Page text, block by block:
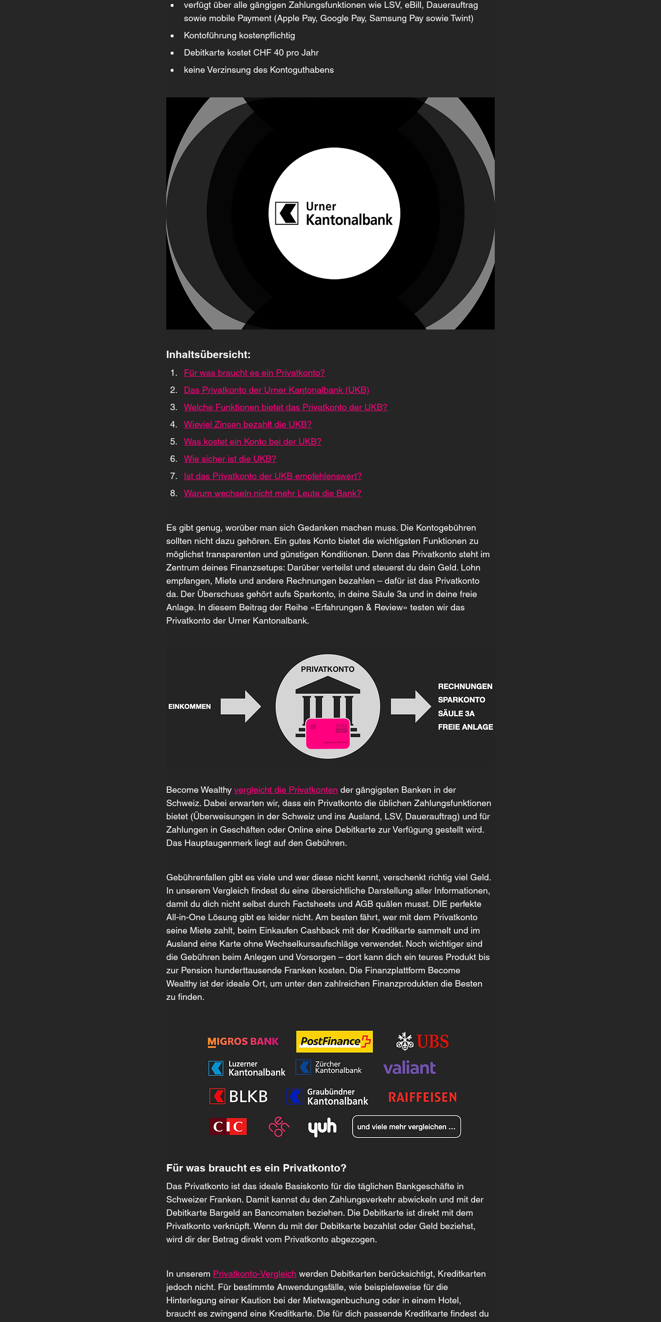
verfügt über alle gängigen Zahlungsfunktionen wie LSV, eBill, Dauerauftrag
sowie mobile Payment (Apple Pay, Google Pay, Samsung Pay sowie Twint)
Kontoführung kostenpflichtig
Debitkarte kostet CHF 40 pro Jahr
keine Verzinsung des Kontoguthabens
Inhaltsübersicht:
Für was braucht es ein Privatkonto?
Das Privatkonto der Urner Kantonalbank (UKB)
Welche Funktionen bietet das Privatkonto der UKB?
Wieviel Zinsen bezahlt die UKB?
Was kostet ein Konto bei der UKB?
Wie sicher ist die UKB?
Ist das Privatkonto der UKB empfehlenswert?
Warum wechseln nicht mehr Leute die Bank?
Es gibt genug, worüber man sich Gedanken machen muss. Die Kontogebühren
sollten nicht dazu gehören. Ein gutes Konto bietet die wichtigsten Funktionen zu
möglichst transparenten und günstigen Konditionen. Denn das Privatkonto steht im
Zentrum deines Finanzsetups: Darüber verteilst und steuerst du dein Geld. Lohn
empfangen, Miete und andere Rechnungen bezahlen – dafür ist das Privatkonto
da. Der Überschuss gehört aufs Sparkonto, in deine Säule 3a und in deine freie
Anlage. In diesem Beitrag der Reihe «Erfahrungen & Review» testen wir das
Privatkonto der Urner Kantonalbank.
Become Wealthy vergleicht die Privatkonten der gängigsten Banken in der
Schweiz. Dabei erwarten wir, dass ein Privatkonto die üblichen Zahlungsfunktionen
bietet (Überweisungen in der Schweiz und ins Ausland, LSV, Dauerauftrag) und für
Zahlungen in Geschäften oder Online eine Debitkarte zur Verfügung gestellt wird.
Das Hauptaugenmerk liegt auf den Gebühren.
Gebührenfallen gibt es viele und wer diese nicht kennt, verschenkt richtig viel Geld.
In unserem Vergleich findest du eine übersichtliche Darstellung aller Informationen,
damit du dich nicht selbst durch Factsheets und AGB quälen musst. DIE perfekte
All-in-One Lösung gibt es leider nicht. Am besten fährt, wer mit dem Privatkonto
seine Miete zahlt, beim Einkaufen Cashback mit der Kreditkarte sammelt und im
Ausland eine Karte ohne Wechselkursaufschläge verwendet. Noch wichtiger sind
die Gebühren beim Anlegen und Vorsorgen – dort kann dich ein teures Produkt bis
zur Pension hunderttausende Franken kosten. Die Finanzplattform Become
Wealthy ist der ideale Ort, um unter den zahlreichen Finanzprodukten die Besten
zu finden.
Für was braucht es ein Privatkonto?
Das Privatkonto ist das ideale Basiskonto für die täglichen Bankgeschäfte in
Schweizer Franken. Damit kannst du den Zahlungsverkehr abwickeln und mit der
Debitkarte Bargeld an Bancomaten beziehen. Die Debitkarte ist direkt mit dem
Privatkonto verknüpft. Wenn du mit der Debitkarte bezahlst oder Geld beziehst,
wird dir der Betrag direkt vom Privatkonto abgezogen.
In unserem Privatkonto-Vergleich werden Debitkarten berücksichtigt, Kreditkarten
jedoch nicht. Für bestimmte Anwendungsfälle, wie beispielsweise für die
Hinterlegung einer Kaution bei der Mietwagenbuchung oder in einem Hotel,
braucht es zwingend eine Kreditkarte. Die für dich passende Kreditkarte findest du